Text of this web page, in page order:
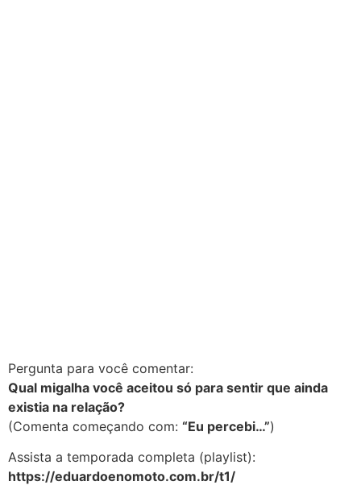
Pergunta para você comentar:
Qual migalha você aceitou só para sentir que ainda
existia na relação?
(Comenta começando com: “Eu percebi…”)
Assista a temporada completa (playlist):
https://eduardoenomoto.com.br/t1/